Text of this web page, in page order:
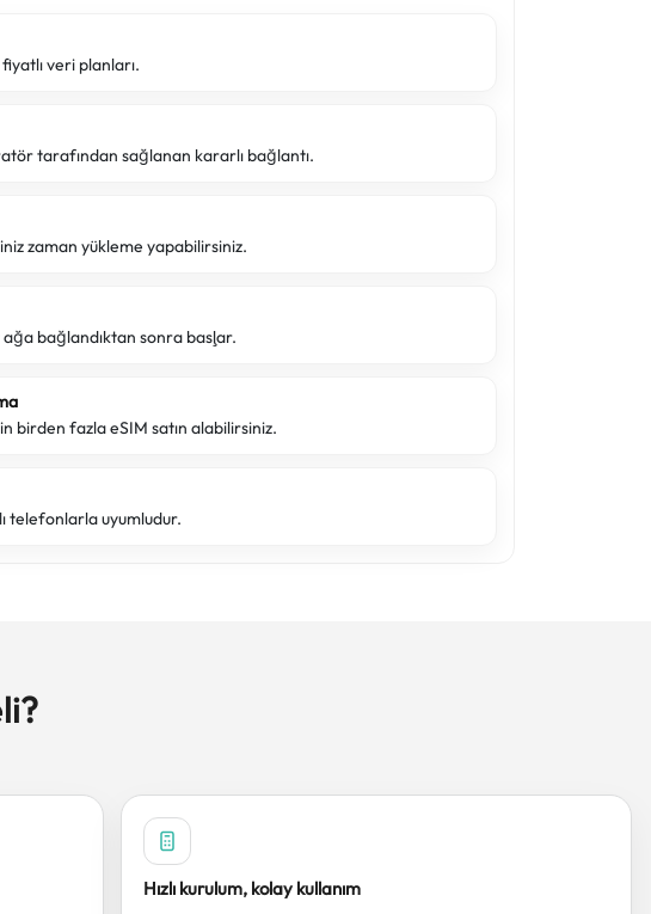
fiyatlı veri planları.
tarafından sağlanan kararlı bağlantı.
zaman yükleme yapabilirsiniz.
bağlandıktan sonra başlar.
birden fazla eSIM satın alabilirsiniz.
telefonlarla uyumludur.
Hızlı kurulum, kolay kullanım